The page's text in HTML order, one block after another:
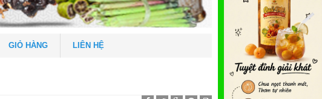
GIỎ HÀNG LIÊN HỆ